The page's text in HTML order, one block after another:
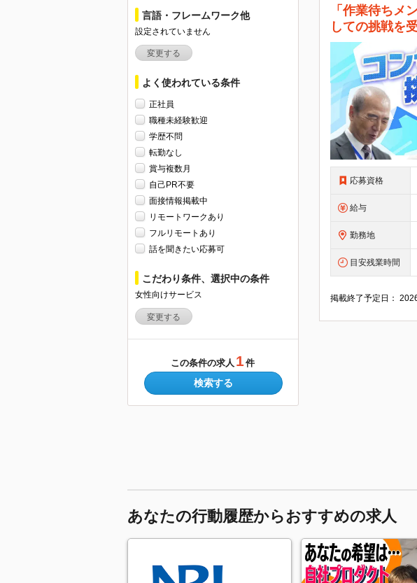
言語・フレームワーク他
設定されていません
変更する
よく使われている条件
正社員
職種未経験歓迎
学歴不問
転勤なし
賞与複数月
自己PR不要
面接情報掲載中
リモートワークあり
フルリモートあり
話を聞きたい応募可
こだわり条件、選択中の条件
女性向けサービス
変更する
この条件の求人 1 件
検索する
「作業待ちメ
しての挑戦を
応募資格
給与
勤務地
目安残業時間
掲載終了予定日：
あなたの行動履歴からおすすめの求人